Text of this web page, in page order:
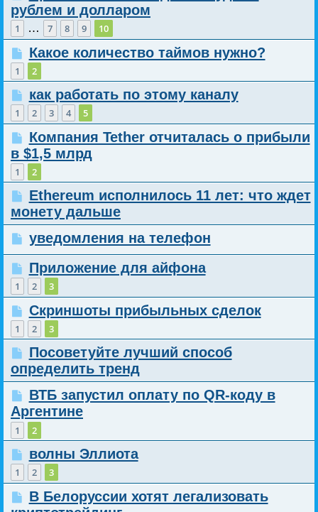
рублем и долларом
1 … 7 8 9 10
Какое количество таймов нужно?
1 2
как работать по этому каналу
1 2 3 4 5
Компания Tether отчиталась о прибыли
в $1,5 млрд
1 2
Ethereum исполнилось 11 лет: что ждет
монету дальше
уведомления на телефон
Приложение для айфона
1 2 3
Скриншоты прибыльных сделок
1 2 3
Посоветуйте лучший способ
определить тренд
ВТБ запустил оплату по QR-коду в
Аргентине
1 2
волны Эллиота
1 2 3
В Белоруссии хотят легализовать